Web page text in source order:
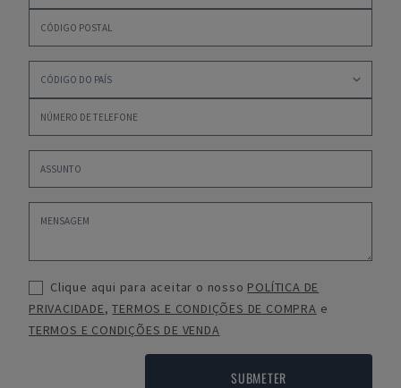
Clique aqui para aceitar o nosso POLÍTICA DE
PRIVACIDADE,TERMOS E CONDIÇÕES DE COMPRA e
TERMOS E CONDIÇÕES DE VENDA
SUBMETER